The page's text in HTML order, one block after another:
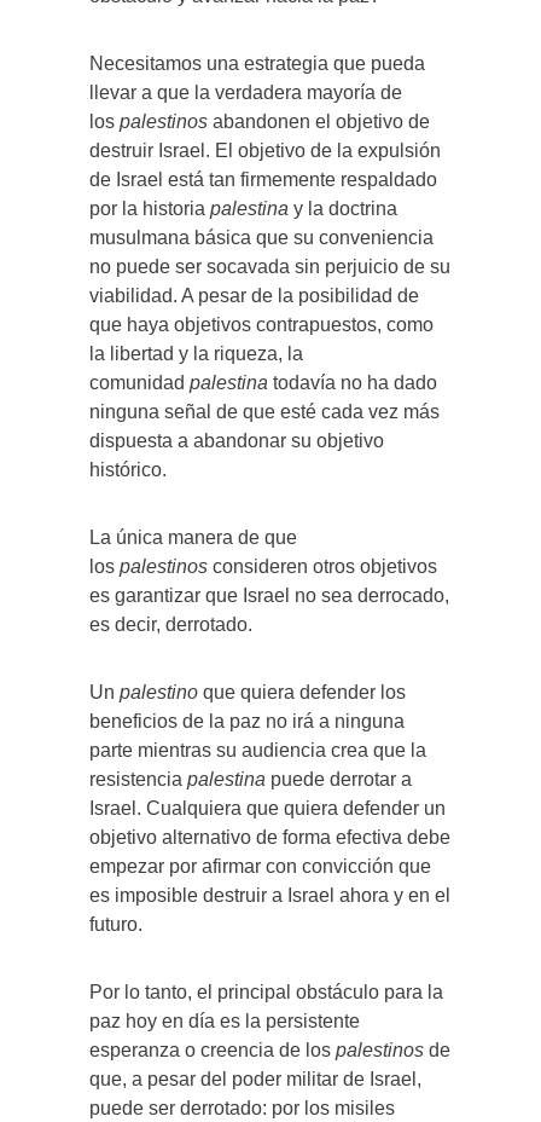
Necesitamos una estrategia que pueda
llevar a que la verdadera mayoría de
los palestinos abandonen el objetivo de
destruir Israel. El objetivo de la expulsión
de Israel está tan firmemente respaldado
por la historia palestina y la doctrina
musulmana básica que su conveniencia
no puede ser socavada sin perjuicio de su
viabilidad. A pesar de la posibilidad de
que haya objetivos contrapuestos, como
la libertad y la riqueza, la
comunidad palestina todavía no ha dado
ninguna señal de que esté cada vez más
dispuesta a abandonar su objetivo
histórico.
La única manera de que
los palestinos consideren otros objetivos
es garantizar que Israel no sea derrocado,
es decir, derrotado.
Un palestino que quiera defender los
beneficios de la paz no irá a ninguna
parte mientras su audiencia crea que la
resistencia palestina puede derrotar a
Israel. Cualquiera que quiera defender un
objetivo alternativo de forma efectiva debe
empezar por afirmar con convicción que
es imposible destruir a Israel ahora y en el
futuro.
Por lo tanto, el principal obstáculo para la
paz hoy en día es la persistente
esperanza o creencia de los palestinos de
que, a pesar del poder militar de Israel,
puede ser derrotado: por los misiles